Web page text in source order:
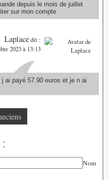
depuis le mois de juillet
sur mon compte
Laplacedit :
2023 à 13:13
ai payé 57.90 euros et je n ai
Nom